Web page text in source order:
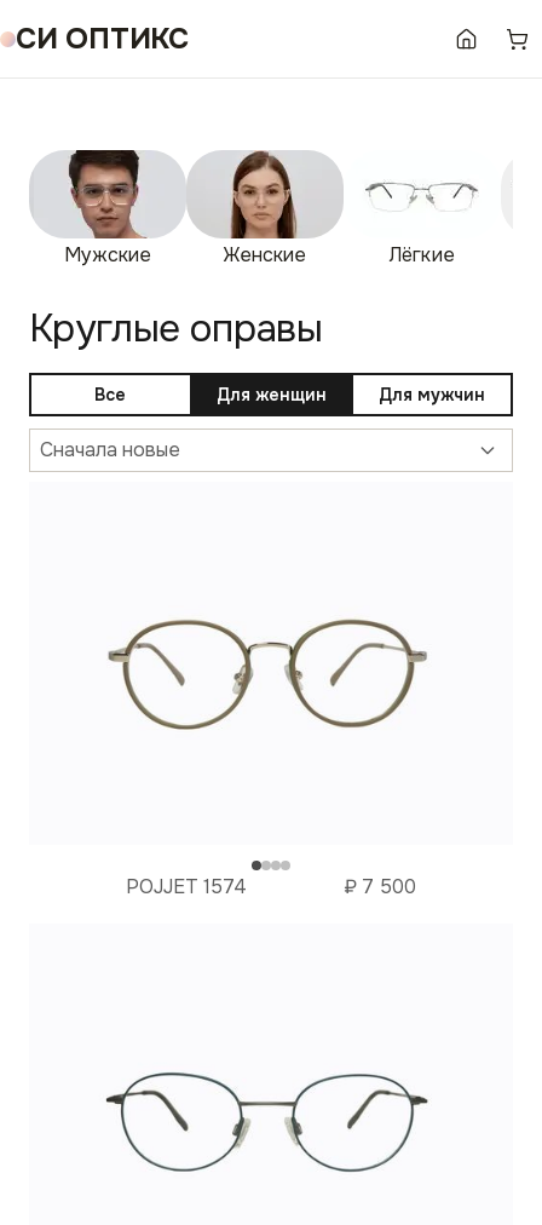
СИ ОПТИКС
Мужские Женские Лёгкие
Круглые оправы
Все Для женщин Для мужчин
Сначала новые
POJJET 1574 ₽ 7 500